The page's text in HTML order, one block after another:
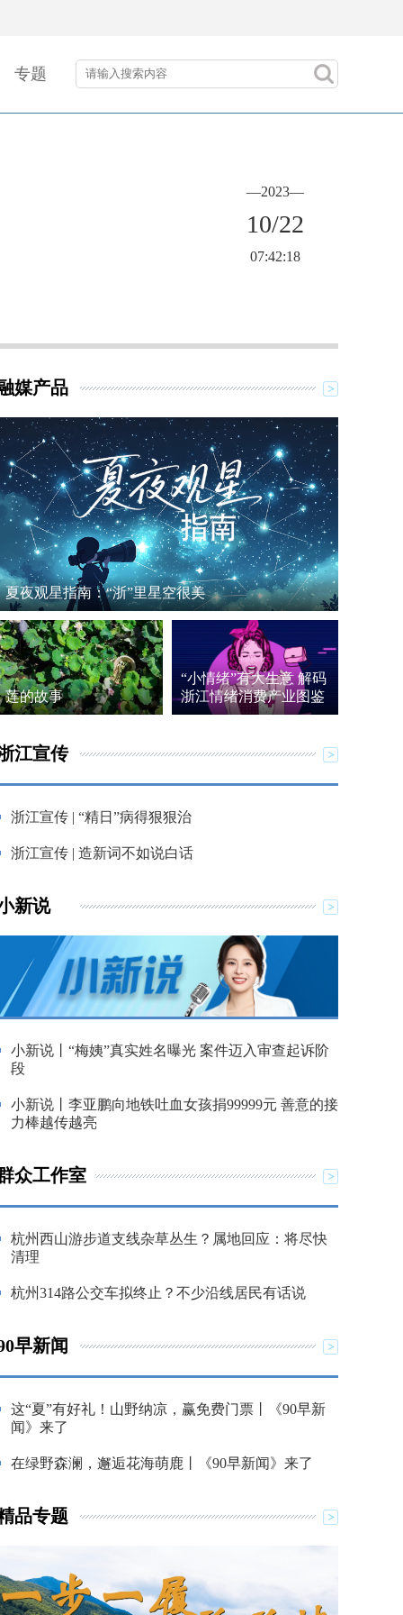
专题
—2023—
10/22
07:42:18
媒产品
夏夜观星指南：“浙”里星空很美
莲的故事
“小情绪”有大生意 解码
浙江情绪消费产业图鉴
江宣传
浙江宣传 | “精日”病得狠狠治
浙江宣传 | 造新词不如说白话
新说
小新说丨“梅姨”真实姓名曝光 案件迈入审查起诉阶
段
小新说丨李亚鹏向地铁吐血女孩捐99999元 善意的接
力棒越传越亮
众工作室
杭州西山游步道支线杂草丛生？属地回应：将尽快
清理
杭州314路公交车拟终止？不少沿线居民有话说
早新闻
这“夏”有好礼！山野纳凉，赢免费门票丨《90早新
闻》来了
在绿野森澜，邂逅花海萌鹿丨《90早新闻》来了
品专题